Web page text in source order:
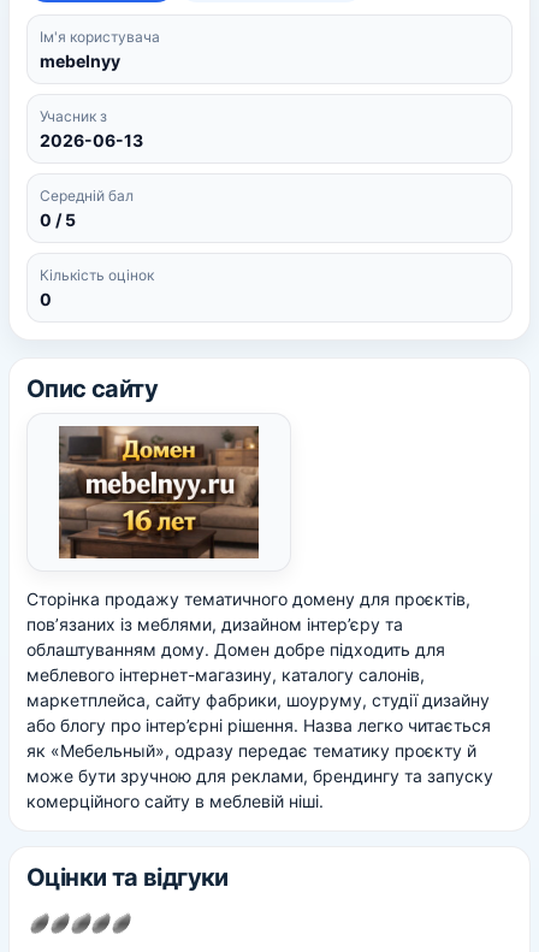
Ім'я користувача
mebelnyy
Учасник з
2026-06-13
Середній бал
0 / 5
Кількість оцінок
0
Опис сайту
Сторінка продажу тематичного домену для проєктів,
пов’язаних із меблями, дизайном інтер’єру та
облаштуванням дому. Домен добре підходить для
меблевого інтернет-магазину, каталогу салонів,
маркетплейса, сайту фабрики, шоуруму, студії дизайну
або блогу про інтер’єрні рішення. Назва легко читається
як «Мебельный», одразу передає тематику проєкту й
може бути зручною для реклами, брендингу та запуску
комерційного сайту в меблевій ніші.
Оцінки та відгуки